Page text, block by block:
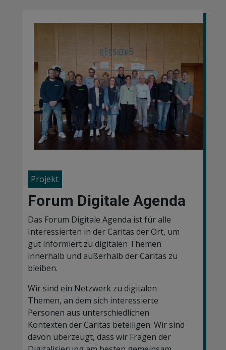
Projekt
Forum Digitale Agenda
Das Forum Digitale Agenda ist für alle
Interessierten in der Caritas der Ort, um
gut informiert zu digitalen Themen
innerhalb und außerhalb der Caritas zu
bleiben.
Wir sind ein Netzwerk zu digitalen
Themen, an dem sich interessierte
Personen aus unterschiedlichen
Kontexten der Caritas beteiligen. Wir sind
davon überzeugt, dass wir Fragen der